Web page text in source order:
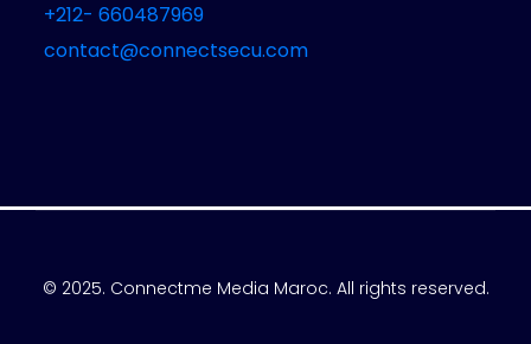
+212- 660487969
contact@connectsecu.com
© 2025. Connectme Media Maroc. All rights reserved.